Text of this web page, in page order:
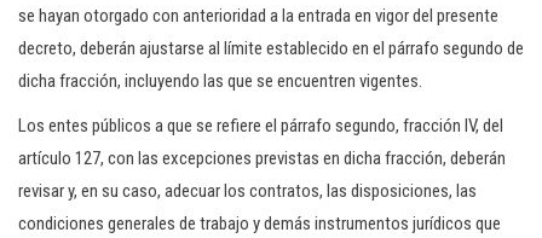
se hayan otorgado con anterioridad a la entrada en vigor del presente
decreto, deberán ajustarse al límite establecido en el párrafo segundo de
dicha fracción, incluyendo las que se encuentren vigentes.
Los entes públicos a que se refiere el párrafo segundo, fracción IV, del
artículo 127, con las excepciones previstas en dicha fracción, deberán
revisar y, en su caso, adecuar los contratos, las disposiciones, las
condiciones generales de trabajo y demás instrumentos jurídicos que